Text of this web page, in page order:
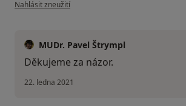
Nahlásit zneužití
MUDr. Pavel Štrympl
Děkujeme za názor.
22. ledna 2021